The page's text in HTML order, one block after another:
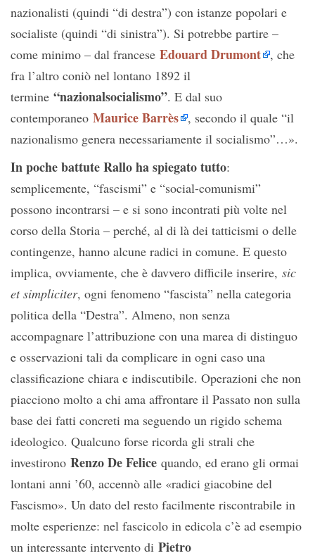
nazionalisti (quindi “di destra”) con istanze popolari e
socialiste (quindi “di sinistra”). Si potrebbe partire –
come minimo – dal francese Edouard Drumont , che
fra l’altro coniò nel lontano 1892 il
termine “nazionalsocialismo”. E dal suo
contemporaneo Maurice Barrès , secondo il quale “il
nazionalismo genera necessariamente il socialismo”…».
In poche battute Rallo ha spiegato tutto:
semplicemente, “fascismi” e “social-comunismi”
possono incontrarsi – e si sono incontrati più volte nel
corso della Storia – perché, al di là dei tatticismi o delle
contingenze, hanno alcune radici in comune. E questo
implica, ovviamente, che è davvero difficile inserire, sic
et simpliciter, ogni fenomeno “fascista” nella categoria
politica della “Destra”. Almeno, non senza
accompagnare l’attribuzione con una marea di distinguo
e osservazioni tali da complicare in ogni caso una
classificazione chiara e indiscutibile. Operazioni che non
piacciono molto a chi ama affrontare il Passato non sulla
base dei fatti concreti ma seguendo un rigido schema
ideologico. Qualcuno forse ricorda gli strali che
investirono Renzo De Felice quando, ed erano gli ormai
lontani anni ’60, accennò alle «radici giacobine del
Fascismo». Un dato del resto facilmente riscontrabile in
molte esperienze: nel fascicolo in edicola c’è ad esempio
un interessante intervento di Pietro